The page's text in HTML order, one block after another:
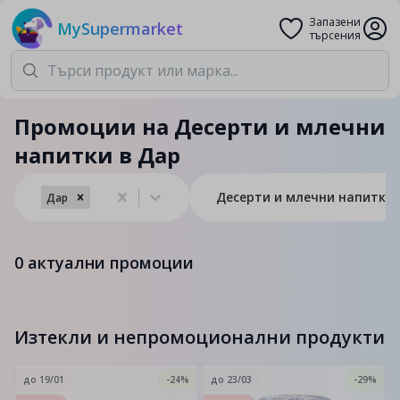
MySupermarket
Запазени
търсения
Промоции на Десерти и млечни
напитки в Дар
Дар Десерти и млечни напитки
0 актуални промоции
Изтекли и непромоционални продукти
до 19/01
-24%
до 23/03
-29%